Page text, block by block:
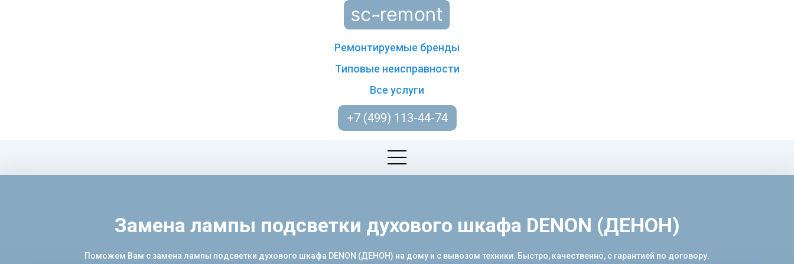
Ремонтируемые бренды
Типовые неисправности
Все услуги
+7 (499) 113-44-74
Замена лампы подсветки духового шкафа DENON (ДЕНОН)
Поможем Вам с замена лампы подсветки духового шкафа DENON (ДЕНОН) на дому и с вывозом техники. Быстро, качественно, с гарантией по договору.